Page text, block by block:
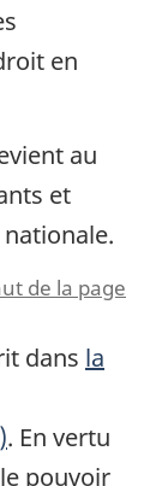
en
au
et
de la page
dans la
. En vertu
pouvoir